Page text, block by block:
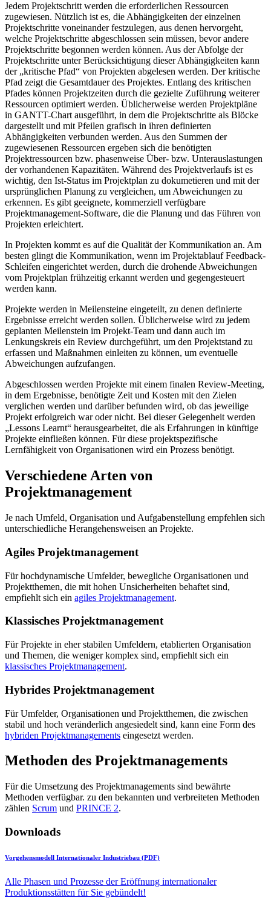
Jedem Projektschritt werden die erforderlichen Ressourcen
zugewiesen. Nützlich ist es, die Abhängigkeiten der einzelnen
Projektschritte voneinander festzulegen, aus denen hervorgeht,
welche Projektschritte abgeschlossen sein müssen, bevor andere
Projektschritte begonnen werden können. Aus der Abfolge der
Projektschritte unter Berücksichtigung dieser Abhängigkeiten kann
der „kritische Pfad“ von Projekten abgelesen werden. Der kritische
Pfad zeigt die Gesamtdauer des Projektes. Entlang des kritischen
Pfades können Projektzeiten durch die gezielte Zuführung weiterer
Ressourcen optimiert werden. Üblicherweise werden Projektpläne
in GANTT-Chart ausgeführt, in dem die Projektschritte als Blöcke
dargestellt und mit Pfeilen grafisch in ihren definierten
Abhängigkeiten verbunden werden. Aus den Summen der
zugewiesenen Ressourcen ergeben sich die benötigten
Projektressourcen bzw. phasenweise Über- bzw. Unterauslastungen
der vorhandenen Kapazitäten. Während des Projektverlaufs ist es
wichtig, den Ist-Status im Projektplan zu dokumetieren und mit der
ursprünglichen Planung zu vergleichen, um Abweichungen zu
erkennen. Es gibt geeignete, kommerziell verfügbare
Projektmanagement-Software, die die Planung und das Führen von
Projekten erleichtert.
In Projekten kommt es auf die Qualität der Kommunikation an. Am
besten glingt die Kommunikation, wenn im Projektablauf Feedback-
Schleifen eingerichtet werden, durch die drohende Abweichungen
vom Projektplan frühzeitig erkannt werden und gegengesteuert
werden kann.
Projekte werden in Meilensteine eingeteilt, zu denen definierte
Ergebnisse erreicht werden sollen. Üblicherweise wird zu jedem
geplanten Meilenstein im Projekt-Team und dann auch im
Lenkungskreis ein Review durchgeführt, um den Projektstand zu
erfassen und Maßnahmen einleiten zu können, um eventuelle
Abweichungen aufzufangen.
Abgeschlossen werden Projekte mit einem finalen Review-Meeting,
in dem Ergebnisse, benötigte Zeit und Kosten mit den Zielen
verglichen werden und darüber befunden wird, ob das jeweilige
Projekt erfolgreich war oder nicht. Bei dieser Gelegenheit werden
„Lessons Learnt“ herausgearbeitet, die als Erfahrungen in künftige
Projekte einfließen können. Für diese projektspezifische
Lernfähigkeit von Organisationen wird ein Prozess benötigt.
Verschiedene Arten von
Projektmanagement
Je nach Umfeld, Organisation und Aufgabenstellung empfehlen sich
unterschiedliche Herangehensweisen an Projekte.
Agiles Projektmanagement
Für hochdynamische Umfelder, bewegliche Organisationen und
Projektthemen, die mit hohen Unsicherheiten behaftet sind,
empfiehlt sich ein agiles Projektmanagement.
Klassisches Projektmanagement
Für Projekte in eher stabilen Umfeldern, etablierten Organisation
und Themen, die weniger komplex sind, empfiehlt sich ein
klassisches Projektmanagement.
Hybrides Projektmanagement
Für Umfelder, Organisationen und Projektthemen, die zwischen
stabil und hoch veränderlich angesiedelt sind, kann eine Form des
hybriden Projektmanagements eingesetzt werden.
Methoden des Projektmanagements
Für die Umsetzung des Projektmanagements sind bewährte
Methoden verfügbar. zu den bekannten und verbreiteten Methoden
zählen Scrum und PRINCE 2.
Downloads
Vorgehensmodell Internationaler Industriebau (PDF)
Alle Phasen und Prozesse der Eröffnung internationaler
Produktionsstätten für Sie gebündelt!